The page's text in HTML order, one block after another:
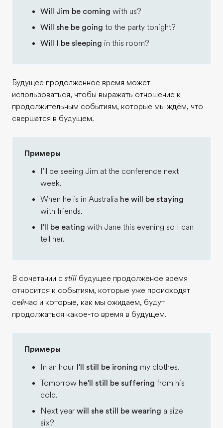
Will Jim be coming with us?
Will she be going to the party tonight?
Will I be sleeping in this room?
Будущее продолженное время может
использоваться, чтобы выражать отношение к
продолжительным событиям, которые мы ждём, что
свершатся в будущем.
Примеры
I'll be seeing Jim at the conference next
week.
When he is in Australia he will be staying
with friends.
I'll be eating with Jane this evening so I can
tell her.
В сочетании с still будущее продолженое время
относится к событиям, которые уже происходят
сейчас и которые, как мы ожидаем, будут
продолжаться какое-то время в будущем.
Примеры
In an hour I'll still be ironing my clothes.
Tomorrow he'll still be suffering from his
cold.
Next year will she still be wearing a size
six?